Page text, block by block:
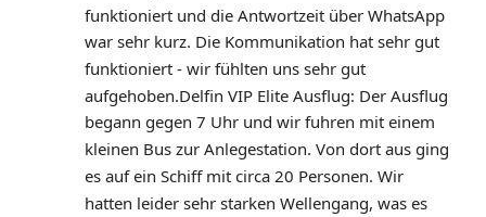
funktioniert und die Antwortzeit über WhatsApp
war sehr kurz. Die Kommunikation hat sehr gut
funktioniert - wir fühlten uns sehr gut
aufgehoben.Delfin VIP Elite Ausflug: Der Ausflug
begann gegen 7 Uhr und wir fuhren mit einem
kleinen Bus zur Anlegestation. Von dort aus ging
es auf ein Schiff mit circa 20 Personen. Wir
hatten leider sehr starken Wellengang, was es